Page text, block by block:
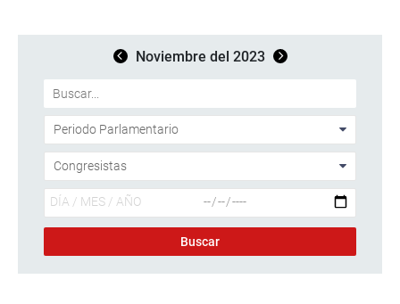
Noviembre del 2023